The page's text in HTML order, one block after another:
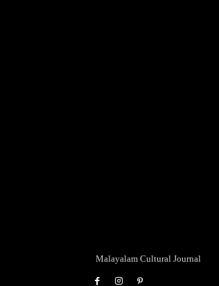
Malayalam Cultural Journal